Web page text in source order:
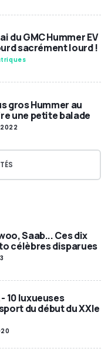
du GMC Hummer EV
sacrément lourd !
gros Hummer au
une petite balade
Saab... Ces dix
célèbres disparues
- 10 luxueuses
du début du XXIe